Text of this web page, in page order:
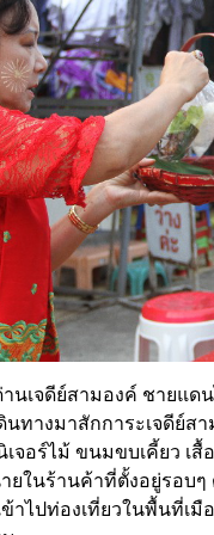
านเจดีย์สามองค์ ชายแ
นทางมาสักการะเจดีย์
อร์ไม้ ขนมขบเคี้ยว เสื้
ยในร้านค้าที่ตั้งอยู่รอบ
าไปท่องเที่ยวในพื้นที่เ